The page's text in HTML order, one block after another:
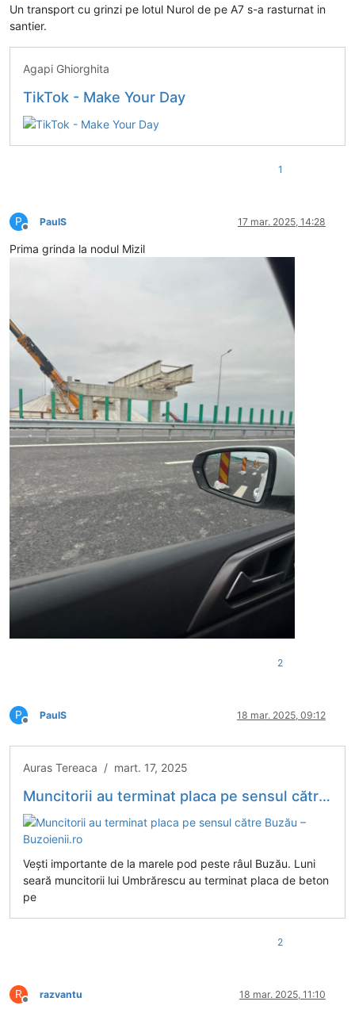
Un transport cu grinzi pe lotul Nurol de pe A7 s-a rasturnat in
santier.
Agapi Ghiorghita
TikTok - Make Your Day
1
P
Deconectat
PaulS 17 mar. 2025, 14:28
Prima grinda la nodul Mizil
2
P
Deconectat
PaulS 18 mar. 2025, 09:12
Auras Tereaca / mart. 17, 2025
Muncitorii au terminat placa pe sensul către Buzău – Buzoienii.ro
Vești importante de la marele pod peste râul Buzău. Luni
seară muncitorii lui Umbrărescu au terminat placa de beton
pe
2
R
Deconectat
razvantu 18 mar. 2025, 11:10